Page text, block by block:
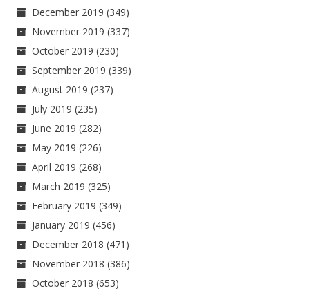
December 2019 (349)
November 2019 (337)
October 2019 (230)
September 2019 (339)
August 2019 (237)
July 2019 (235)
June 2019 (282)
May 2019 (226)
April 2019 (268)
March 2019 (325)
February 2019 (349)
January 2019 (456)
December 2018 (471)
November 2018 (386)
October 2018 (653)